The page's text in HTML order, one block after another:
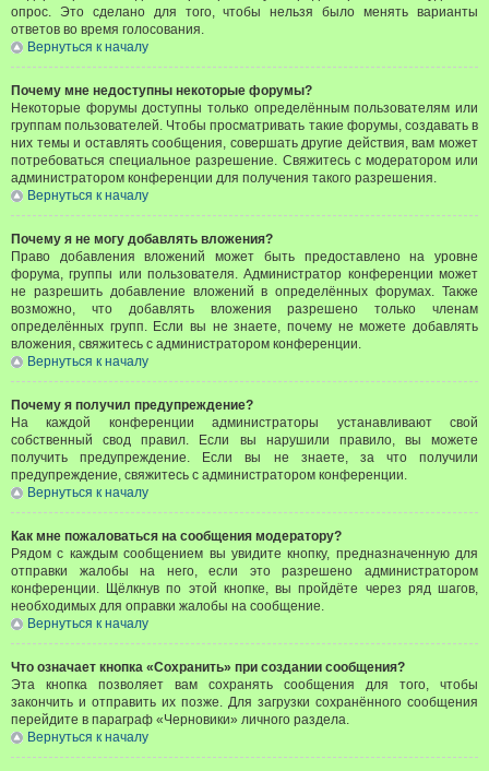
опрос. Это сделано для того, чтобы нельзя было менять варианты
ответов во время голосования.
Вернуться к началу
Почему мне недоступны некоторые форумы?
Некоторые форумы доступны только определённым пользователям или
группам пользователей. Чтобы просматривать такие форумы, создавать в
них темы и оставлять сообщения, совершать другие действия, вам может
потребоваться специальное разрешение. Свяжитесь с модератором или
администратором конференции для получения такого разрешения.
Вернуться к началу
Почему я не могу добавлять вложения?
Право добавления вложений может быть предоставлено на уровне
форума, группы или пользователя. Администратор конференции может
не разрешить добавление вложений в определённых форумах. Также
возможно, что добавлять вложения разрешено только членам
определённых групп. Если вы не знаете, почему не можете добавлять
вложения, свяжитесь с администратором конференции.
Вернуться к началу
Почему я получил предупреждение?
На каждой конференции администраторы устанавливают свой
собственный свод правил. Если вы нарушили правило, вы можете
получить предупреждение. Если вы не знаете, за что получили
предупреждение, свяжитесь с администратором конференции.
Вернуться к началу
Как мне пожаловаться на сообщения модератору?
Рядом с каждым сообщением вы увидите кнопку, предназначенную для
отправки жалобы на него, если это разрешено администратором
конференции. Щёлкнув по этой кнопке, вы пройдёте через ряд шагов,
необходимых для оправки жалобы на сообщение.
Вернуться к началу
Что означает кнопка «Сохранить» при создании сообщения?
Эта кнопка позволяет вам сохранять сообщения для того, чтобы
закончить и отправить их позже. Для загрузки сохранённого сообщения
перейдите в параграф «Черновики» личного раздела.
Вернуться к началу